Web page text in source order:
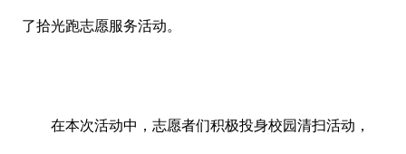
了拾光跑志愿服务活动。
在本次活动中，志愿者们积极投身校园清扫活动，